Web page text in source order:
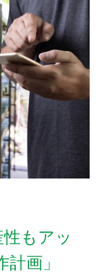
もアッ
画」